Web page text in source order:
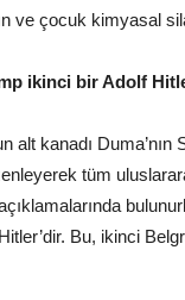
ve çocuk kimyasal
ikinci bir Adolf
alt kanadı
tüm
Bu, ikinci